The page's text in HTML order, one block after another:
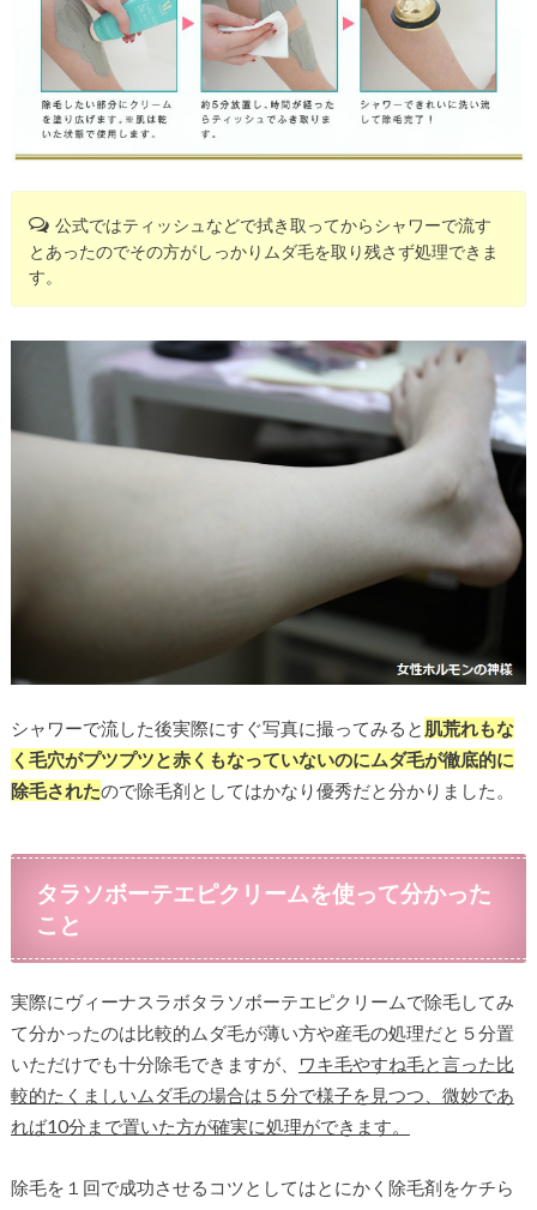
公式ではティッシュなどで拭き取ってからシャワーで流す
とあったのでその方がしっかりムダ毛を取り残さず処理できま
す。
シャワーで流した後実際にすぐ写真に撮ってみると 肌荒れもな
く毛穴がプツプツと赤くもなっていないのにムダ毛が徹底的に
除毛されたので除毛剤としてはかなり優秀だと分かりました。
タラソボーテエピクリームを使って分かった
こと
実際にヴィーナスラボタラソボーテエピクリームで除毛してみ
て分かったのは比較的ムダ毛が薄い方や産毛の処理だと５分置
いただけでも十分除毛できますが、
ワキ毛やすね毛と言った比
較的たくましいムダ毛の場合は５分で様子を見つつ、微妙であ
れば10分まで置いた方が確実に処理ができます。
除毛を１回で成功させるコツとしてはとにかく除毛剤をケチら